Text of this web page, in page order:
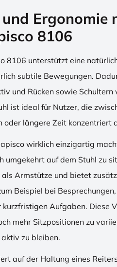
Ergonomie
8106
8106 unterstützt eine
subtile Bewegungen.
und Rücken sowie
ist ideal für Nutzer, die
oder längere Zeit konzentriert
wirklich einzigartig
umgekehrt auf dem Stuhl zu
als Armstütze und bietet
Beispiel bei
Aufgaben. Diese
mehr Sitzpositionen zu
zu bleiben.
auf der Haltung eines